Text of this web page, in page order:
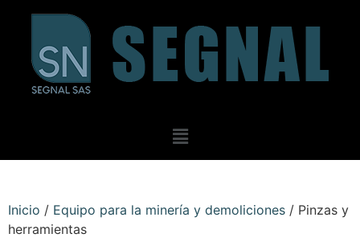
Inicio / Equipo para la minería y demoliciones / Pinzas y
herramientas